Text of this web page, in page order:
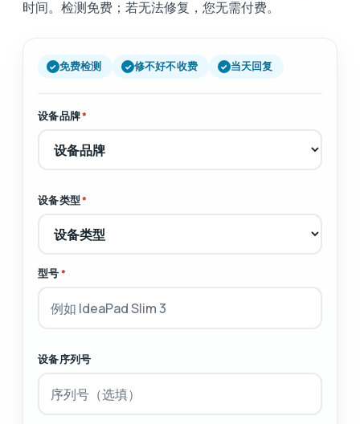
时间。检测免费；若无法修复，您无需付费。
免费检测 修不好不收费 当天回复
设备品牌*
设备类型*
型号*
设备序列号